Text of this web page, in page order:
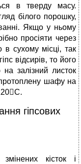
в тверду масу.
білого порошку,
Якщо у ньому
просіяти через
в сухому місці, так
відсирів, то його
залізний листок
шафу на
гіпсових
змінених кісток і